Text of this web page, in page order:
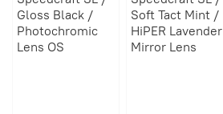
Gloss Black /
Photochromic
Lens OS
Soft Tact Mint /
HiPER Lavender
Mirror Lens